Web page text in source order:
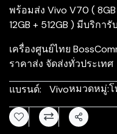
พร้อมส่ง Vivo V70 ( 8GB
12GB + 512GB ) มีบริกา
เครื่องศูนย์ไทย
ราคาส่ง จัดส่งทั่วประเทศ
แบรนด์:
Vivoหมวดหมู่:
แชร์